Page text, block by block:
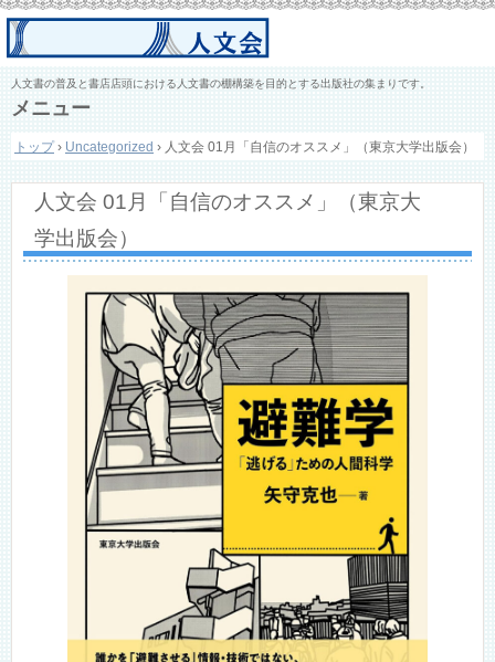
人文書の普及と書店店頭における人文書の棚構築を目的とする出版社の集まりです。
メニュー
ン
ン
キ
トップ › Uncategorized › 人文会 01月「自信のオススメ」（東京大学出版会）
人文会 01月「自信のオススメ」（東京大
学出版会）